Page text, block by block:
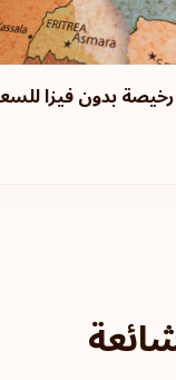
بدون فيزا